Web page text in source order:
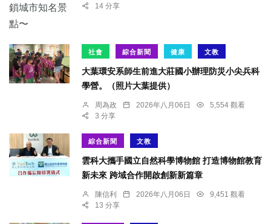
14 分享
社會 綜合新聞 健康 文教
大葉環安系師生前進大莊國小辦理防災小尖兵科
學營。（照片大葉提供）
周為政 2026年八月06日
5,554 觀看
3 分享
綜合新聞 文教
雲科大攜手國立自然科學博物館 打造博物館教育
新未來 跨域合作開啟創新新篇章
陳信利 2026年八月06日
9,451 觀看
13 分享